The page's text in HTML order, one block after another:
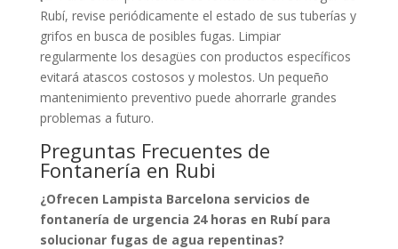
Rubí, revise periódicamente el estado de sus tuberías y
grifos en busca de posibles fugas. Limpiar
regularmente los desagües con productos específicos
evitará atascos costosos y molestos. Un pequeño
mantenimiento preventivo puede ahorrarle grandes
problemas a futuro.
Preguntas Frecuentes de
Fontanería en Rubi
¿Ofrecen Lampista Barcelona servicios de
fontanería de urgencia 24 horas en Rubí para
solucionar fugas de agua repentinas?